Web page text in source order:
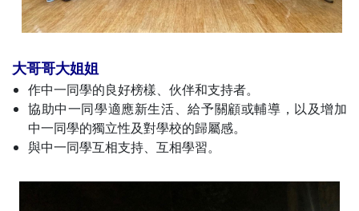
大哥哥大姐姐
作中一同學的良好榜樣、伙伴和支持者。
協助中一同學適應新生活、給予關顧或輔導，以及增加
中一同學的獨立性及對學校的歸屬感。
與中一同學互相支持、互相學習。